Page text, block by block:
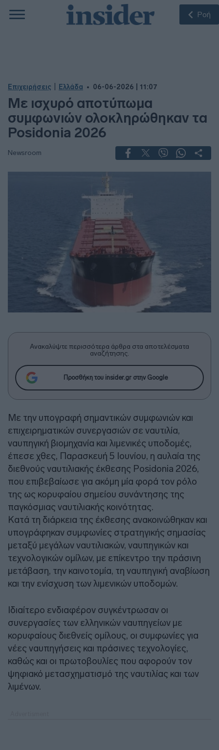
Ροή
Επιχειρήσεις Ελλάδα 06-06-2026 | 11:07
Με ισχυρό αποτύπωμα
συμφωνιών ολοκληρώθηκαν τα
Posidonia 2026
Newsroom
Ανακαλύψτε περισσότερα άρθρα στα αποτελέσματα
αναζήτησης.
Προσθήκη του insider.gr στην Google
Με την υπογραφή σημαντικών συμφωνιών και
επιχειρηματικών συνεργασιών σε ναυτιλία,
ναυπηγική βιομηχανία και λιμενικές υποδομές,
έπεσε χθες, Παρασκευή 5 Ιουνίου, η αυλαία της
διεθνούς ναυτιλιακής έκθεσης Posidonia 2026,
που επιβεβαίωσε για ακόμη μία φορά τον ρόλο
της ως κορυφαίου σημείου συνάντησης της
παγκόσμιας ναυτιλιακής κοινότητας.
Κατά τη διάρκεια της έκθεσης ανακοινώθηκαν και
υπογράφηκαν συμφωνίες στρατηγικής σημασίας
μεταξύ μεγάλων ναυτιλιακών, ναυπηγικών και
τεχνολογικών ομίλων, με επίκεντρο την πράσινη
μετάβαση, την καινοτομία, τη ναυπηγική αναβίωση
και την ενίσχυση των λιμενικών υποδομών.
Ιδιαίτερο ενδιαφέρον συγκέντρωσαν οι
συνεργασίες των ελληνικών ναυπηγείων με
κορυφαίους διεθνείς ομίλους, οι συμφωνίες για
νέες ναυπηγήσεις και πράσινες τεχνολογίες,
καθώς και οι πρωτοβουλίες που αφορούν τον
ψηφιακό μετασχηματισμό της ναυτιλίας και των
λιμένων.